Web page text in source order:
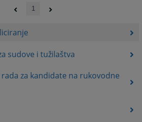
sudove i tužilaštva
za kandidate na rukovodne
1